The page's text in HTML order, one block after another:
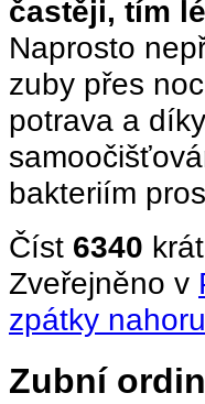
častěji, tím
Naprosto
zuby přes
potrava a
bakteriím
Číst 6340 krát
Zveřejněno v
zpátky nahoru
Zubní